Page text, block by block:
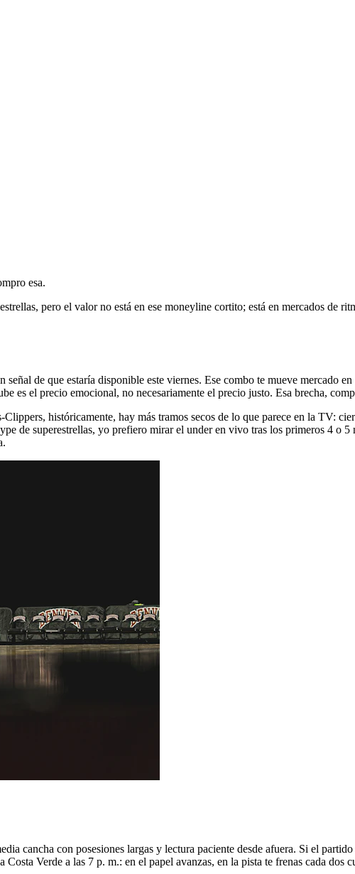
esa.
pero el valor no está en ese moneyline cortito; está en mercados de
de que estaría disponible este viernes. Ese combo te mueve mercado en
el precio emocional, no necesariamente el precio justo. Esa brecha,
históricamente, hay más tramos secos de lo que parece en la TV:
de superestrellas, yo prefiero mirar el under en vivo tras los primeros 4 o 5
cancha con posesiones largas y lectura paciente desde afuera. Si el
Verde a las 7 p. m.: en el papel avanzas, en la pista te frenas cada dos